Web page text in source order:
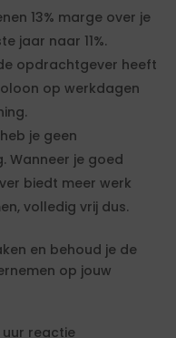
13% marge over je
jaar naar 11%.
opdrachtgever heeft
op werkdagen
je geen
Wanneer je goed
biedt meer werk
volledig vrij dus.
en behoud je de
op jouw
uur reactie